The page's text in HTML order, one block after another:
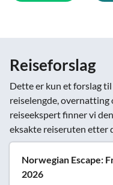
Reiseforslag
Dette er kun et forslag
reiselengde, overnatting
reiseekspert finner vi
eksakte reiseruten etter
Norwegian Escape:
2026